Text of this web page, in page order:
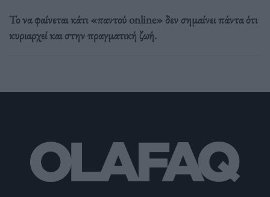
Το να φαίνεται κάτι «παντού online» δεν σημαίνει πάντα ότι
κυριαρχεί και στην πραγματική ζωή.